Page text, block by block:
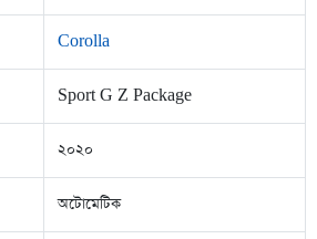
Corolla
Sport G Z Package
২০২০
অটোমেটিক